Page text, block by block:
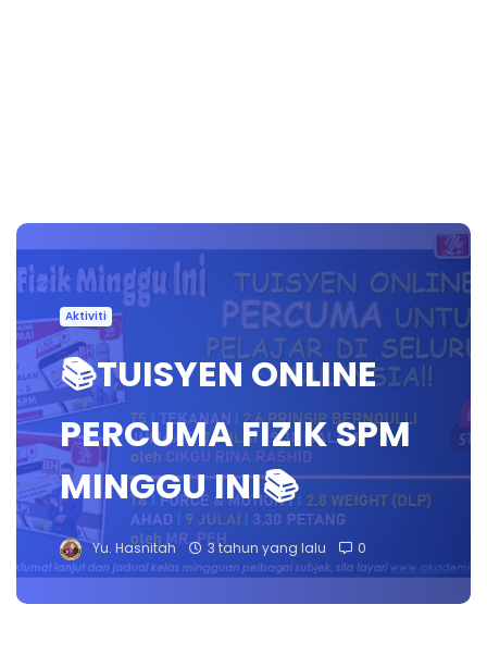
Aktiviti
📚TUISYEN ONLINE
PERCUMA FIZIK SPM
MINGGU INI📚
Yu. Hasnitah 3 tahun yang lalu 0